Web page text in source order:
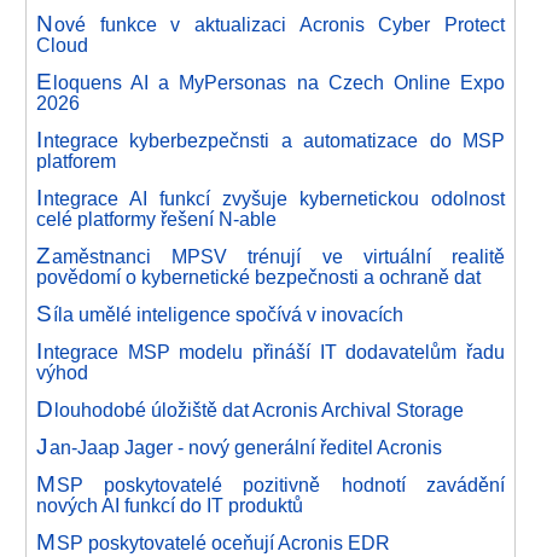
Nové funkce v aktualizaci Acronis Cyber Protect
Cloud
Eloquens AI a MyPersonas na Czech Online Expo
2026
Integrace kyberbezpečnsti a automatizace do MSP
platforem
Integrace AI funkcí zvyšuje kybernetickou odolnost
celé platformy řešení N-able
Zaměstnanci MPSV trénují ve virtuální realitě
povědomí o kybernetické bezpečnosti a ochraně dat
Síla umělé inteligence spočívá v inovacích
Integrace MSP modelu přináší IT dodavatelům řadu
výhod
Dlouhodobé úložiště dat Acronis Archival Storage
Jan-Jaap Jager - nový generální ředitel Acronis
MSP poskytovatelé pozitivně hodnotí zavádění
nových AI funkcí do IT produktů
MSP poskytovatelé oceňují Acronis EDR